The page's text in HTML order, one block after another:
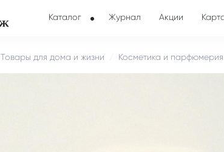
Каталог Журнал Акции
Товары для дома и жизни Косметика и парфюмерия